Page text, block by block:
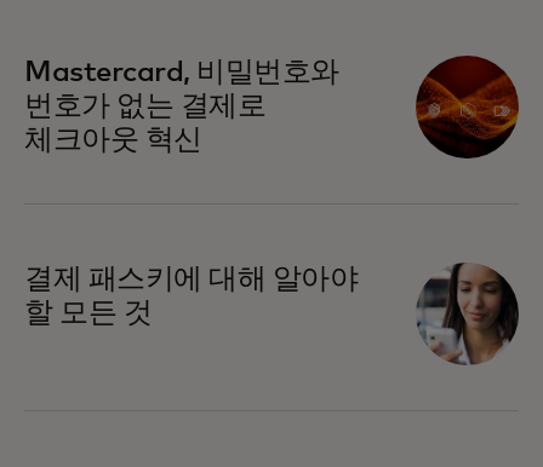
Mastercard, 비밀번호와
번호가 없는 결제로
체크아웃 혁신
결제 패스키에 대해 알아야
할 모든 것